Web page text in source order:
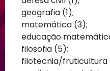
geografia (1);
matemática (3);
educação
filosofia (5);
filotecnia/fruticultura